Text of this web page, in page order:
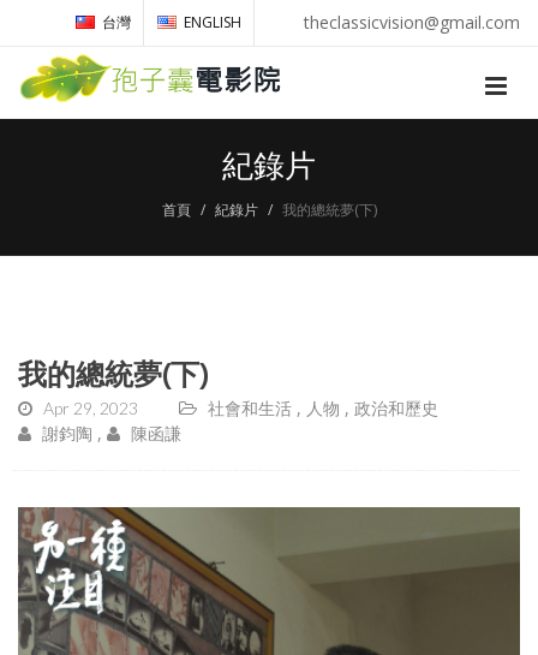
theclassicvision@gmail.com
台灣 ENGLISH
紀錄片
首頁 紀錄片 我的總統夢(下)
我的總統夢(下)
Apr 29, 2023 社會和生活 人物
政治和歷史
謝鈞陶
陳函謙